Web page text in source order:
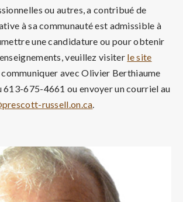
ou autres, a contribué de
à sa communauté est admissible à
une candidature ou pour obtenir
veuillez visiter le site
communiquer avec Olivier Berthiaume
613-675-4661 ou envoyer un courriel au
russell.on.ca.